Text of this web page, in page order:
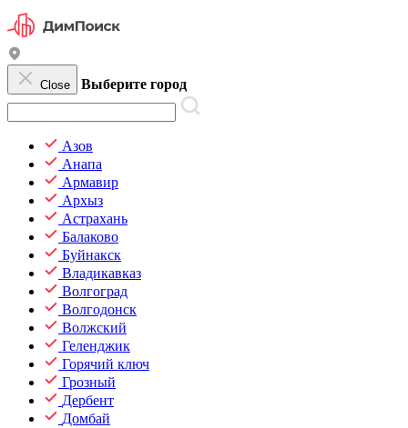
Close Выберите город
Азов
Анапа
Армавир
Архыз
Астрахань
Балаково
Буйнакск
Владикавказ
Волгоград
Волгодонск
Волжский
Геленджик
Горячий ключ
Грозный
Дербент
Домбай